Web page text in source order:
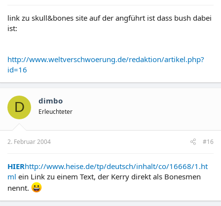
link zu skull&bones site auf der angführt ist dass bush dabei
ist:
http://www.weltverschwoerung.de/redaktion/artikel.php?
id=16
D dimbo
Erleuchteter
2. Februar 2004 #16
HIERhttp://www.heise.de/tp/deutsch/inhalt/co/16668/1.ht
ml ein Link zu einem Text, der Kerry direkt als Bonesmen
nennt.